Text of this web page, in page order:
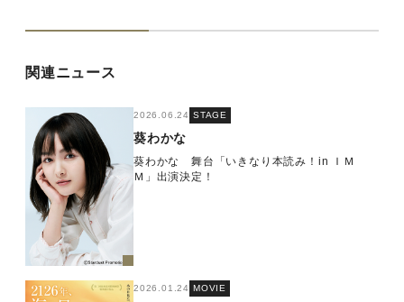
関連ニュース
2026.06.24 STAGE
葵わかな
葵わかな 舞台「いきなり本読み！in ＩＭ
Ｍ」出演決定！
2026.01.24 MOVIE